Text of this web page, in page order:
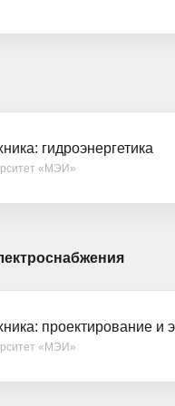
гидроэнергетика
«МЭИ»
проектирование
«МЭИ»